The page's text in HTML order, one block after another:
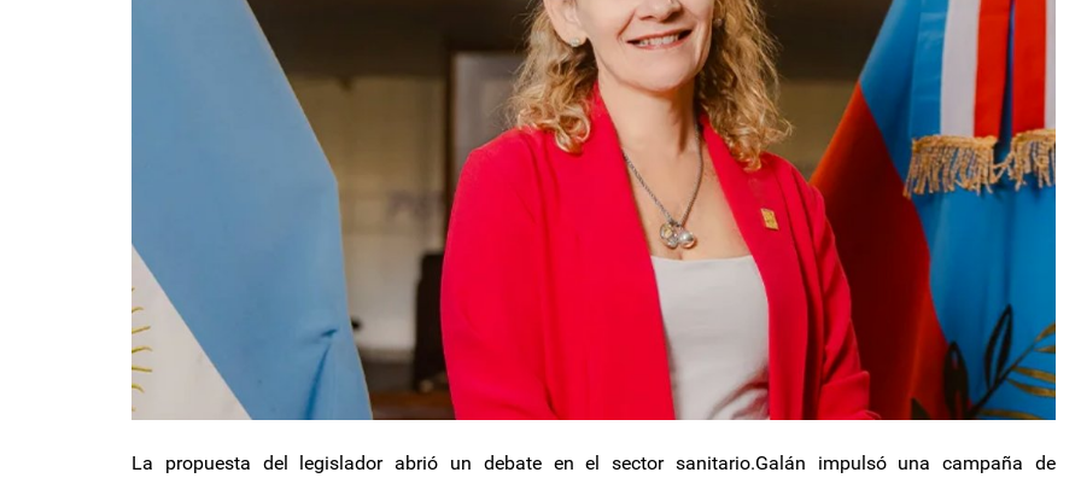
La propuesta del legislador abrió un debate en el sector sanitario.Galán impulsó una campaña de